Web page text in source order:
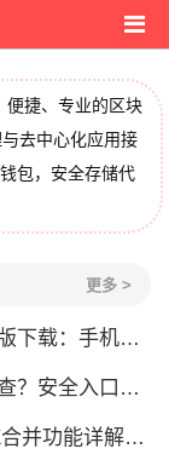
便捷、专业的区块
去中心化应用接
包，安全存储代
更多 >
链钱包安装使用指南
全入口查询指南
完成资产合并的完整指南